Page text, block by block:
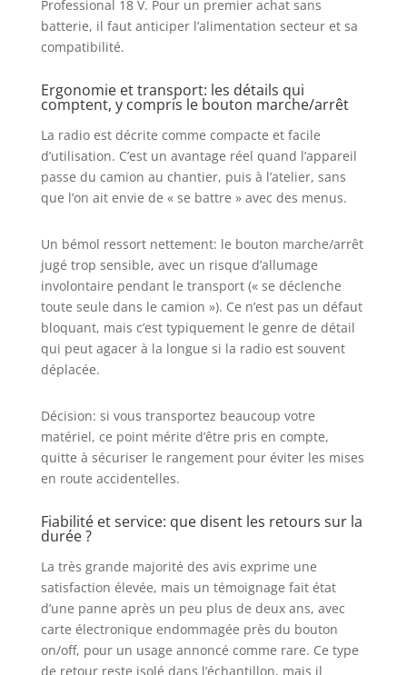
Professional 18 V. Pour un premier achat sans
batterie, il faut anticiper l’alimentation secteur et sa
compatibilité.
Ergonomie et transport: les détails qui
comptent, y compris le bouton marche/arrêt
La radio est décrite comme compacte et facile
d’utilisation. C’est un avantage réel quand l’appareil
passe du camion au chantier, puis à l’atelier, sans
que l’on ait envie de « se battre » avec des menus.
Un bémol ressort nettement: le bouton marche/arrêt
jugé trop sensible, avec un risque d’allumage
involontaire pendant le transport (« se déclenche
toute seule dans le camion »). Ce n’est pas un défaut
bloquant, mais c’est typiquement le genre de détail
qui peut agacer à la longue si la radio est souvent
déplacée.
Décision: si vous transportez beaucoup votre
matériel, ce point mérite d’être pris en compte,
quitte à sécuriser le rangement pour éviter les mises
en route accidentelles.
Fiabilité et service: que disent les retours sur la
durée ?
La très grande majorité des avis exprime une
satisfaction élevée, mais un témoignage fait état
d’une panne après un peu plus de deux ans, avec
carte électronique endommagée près du bouton
on/off, pour un usage annoncé comme rare. Ce type
de retour reste isolé dans l’échantillon, mais il